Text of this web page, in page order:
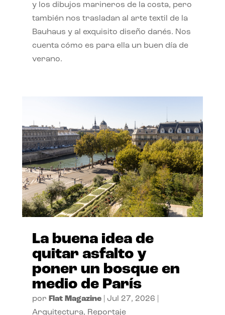
y los dibujos marineros de la costa, pero
también nos trasladan al arte textil de la
Bauhaus y al exquisito diseño danés. Nos
cuenta cómo es para ella un buen día de
verano.
La buena idea de
quitar asfalto y
poner un bosque en
medio de París
por Flat Magazine| Jul 27, 2026
Arquitectura, Reportaje